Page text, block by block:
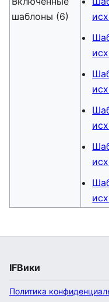
шаблоны (6)
IFВики
Политика